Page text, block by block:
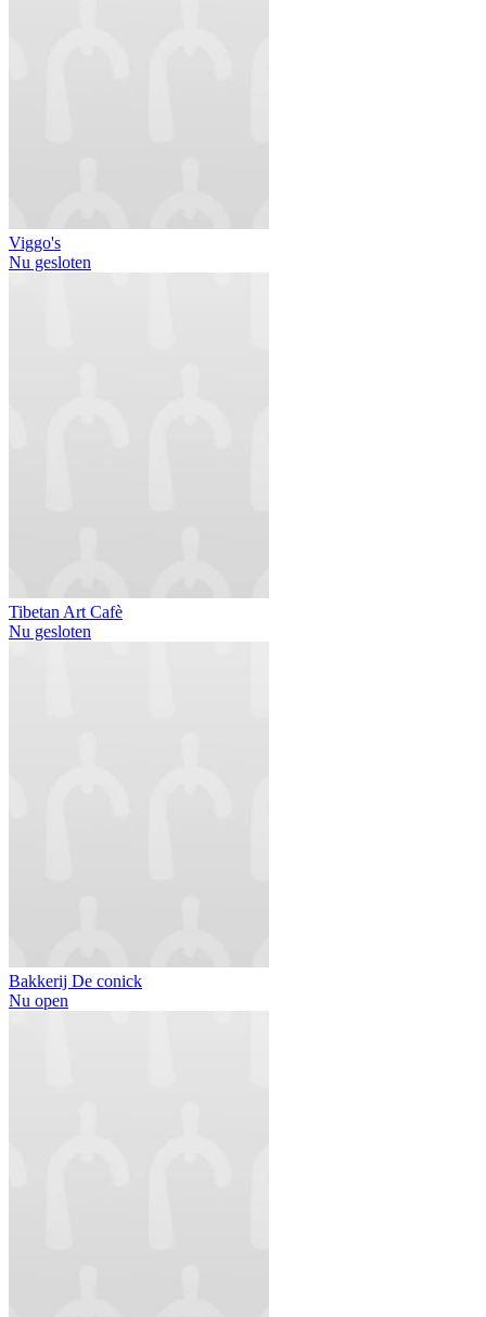
Viggo's
Nu gesloten
Tibetan Art Cafè
Nu gesloten
Bakkerij De conick
Nu open